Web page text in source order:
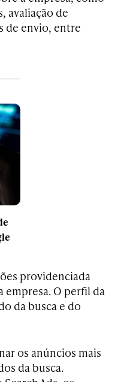
avaliação de
de envio, entre
providenciada
empresa. O perfil da
da busca e do
os anúncios mais
da busca.